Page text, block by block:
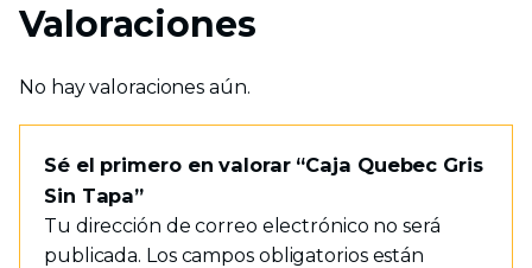
Valoraciones
No hay valoraciones aún.
Sé el primero en valorar “Caja Quebec Gris
Sin Tapa”
Tu dirección de correo electrónico no será
publicada. Los campos obligatorios están